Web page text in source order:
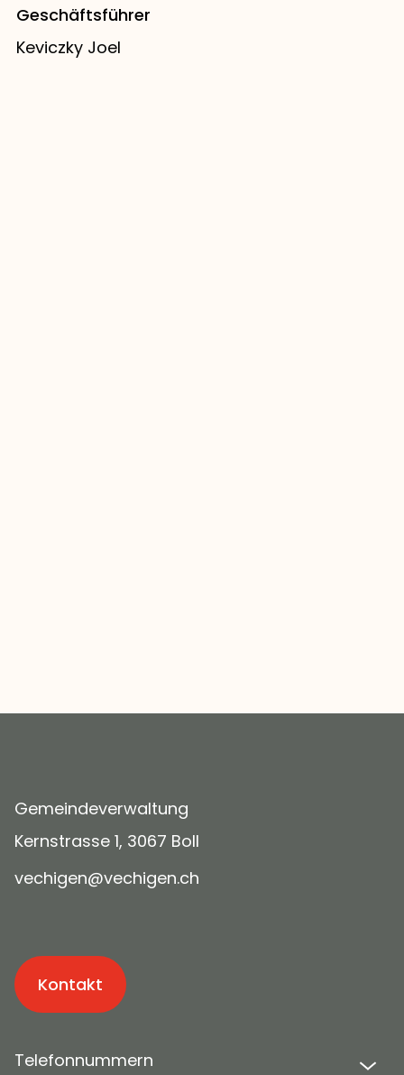
Geschäftsführer
Keviczky Joel
Gemeindeverwaltung
Kernstrasse 1, 3067 Boll
v ch g n v ch g n ch
Kontakt
Telefonnummern